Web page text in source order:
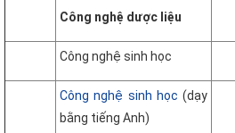
Công nghệ dược liệu
Công nghệ sinh học
Công nghệ sinh học (dạy
bằng tiếng Anh)